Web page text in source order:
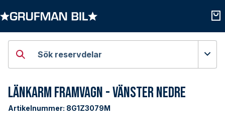
Sök reservdelar
Länkarm Framvagn - Vänster Nedre
Artikelnummer: 8G1Z3079M